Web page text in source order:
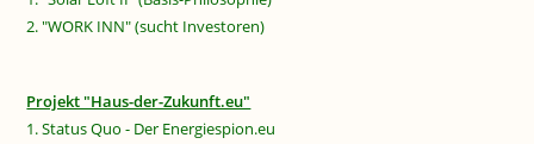
2. "WORK INN" (sucht Investoren)
Projekt "Haus-der-Zukunft.eu"
1. Status Quo - Der Energiespion.eu